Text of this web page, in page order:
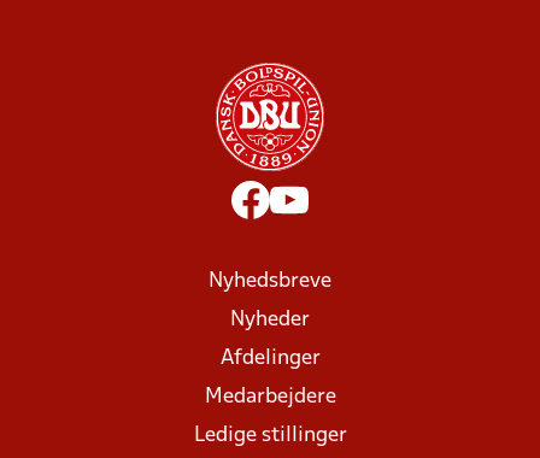
Nyhedsbreve
Nyheder
Afdelinger
Medarbejdere
Ledige stillinger